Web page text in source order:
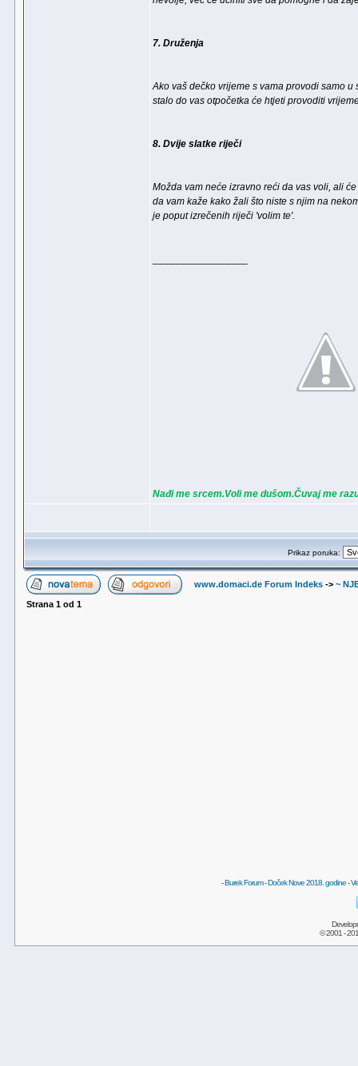
7. Druženja
Ako vaš dečko vrijeme s vama provodi samo
stalo do vas otpočetka će htjeti provoditi
8. Dvije slatke riječi
Možda vam neće izravno reći da vas voli, ali
da vam kaže kako žali što niste s njim na
je poput izrečenih riječi 'volim te'.
Nađi me srcem.Voli me dušom.Čuvaj me
Prikaz poruka:
www.domaci.de Forum Indeks -> ~
Strana 1 od 1
-Burek Forum-Doček Nove 2018. godine-
© 2001 -